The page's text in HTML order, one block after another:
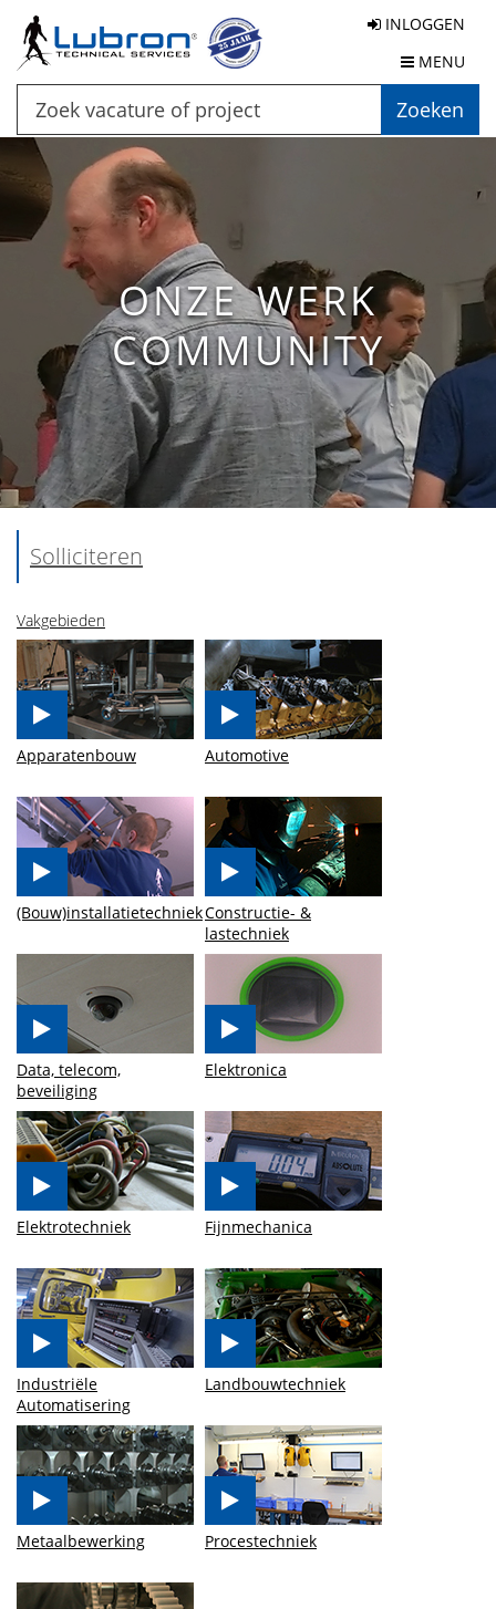
Zoeken
INLOGGEN
MENU
ONZE WERK
COMMUNITY
Solliciteren
Vakgebieden
Apparatenbouw Automotive
(Bouw)installatietechniekConstructie- &
lastechniek
Data, telecom,
beveiliging
Elektronica
Elektrotechniek Fijnmechanica
Industriële
Automatisering
Landbouwtechniek
Metaalbewerking Procestechniek